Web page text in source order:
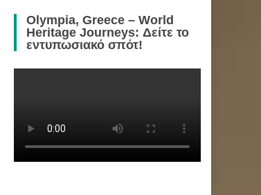
Olympia, Greece – World
Heritage Journeys: Δείτε το
εντυπωσιακό σπότ!